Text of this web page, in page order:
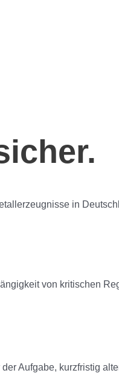
in
von kritischen
Aufgabe, kurzfristig